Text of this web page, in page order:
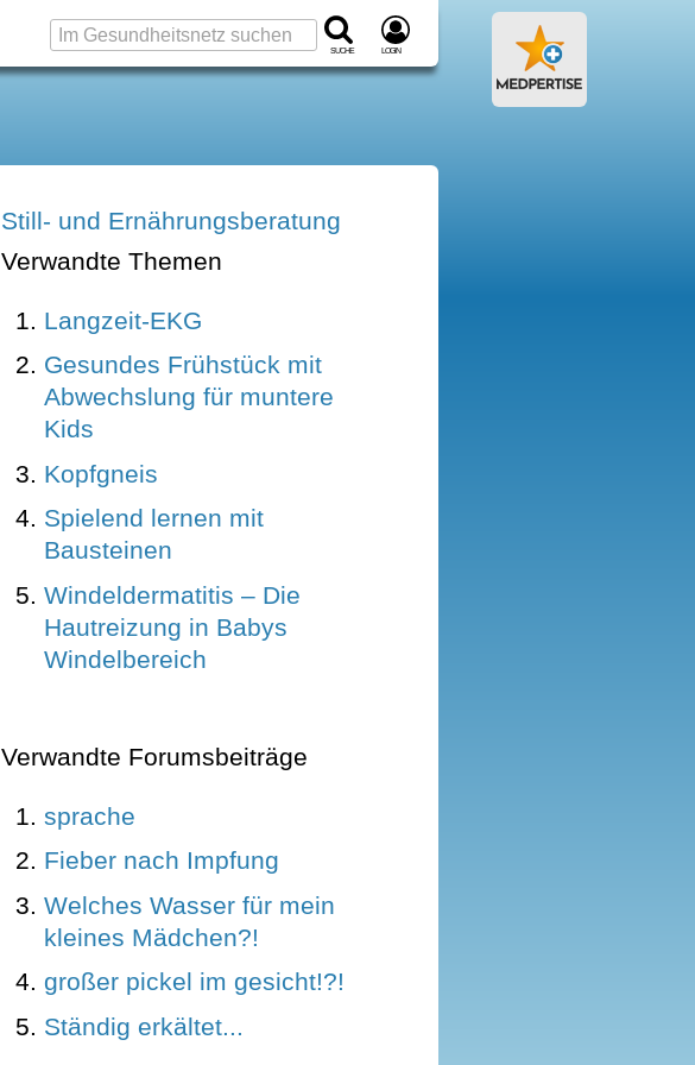
Suche Login
Still- und Ernährungsberatung
Verwandte Themen
Langzeit-EKG
Gesundes Frühstück mit
Abwechslung für muntere
Kids
Kopfgneis
Spielend lernen mit
Bausteinen
Windeldermatitis – Die
Hautreizung in Babys
Windelbereich
Verwandte Forumsbeiträge
sprache
Fieber nach Impfung
Welches Wasser für mein
kleines Mädchen?!
großer pickel im gesicht!?!
Ständig erkältet...